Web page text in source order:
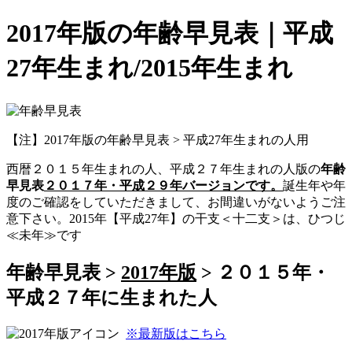
2017年版の年齢早見表｜平成
27年生まれ/2015年生まれ
【注】2017年版の年齢早見表 > 平成27年生まれの人用
西暦２０１５年生まれの人、平成２７年生まれの人版の年齢
早見表 ２０１７年・平成２９年バージョンです。 誕生年や年
度のご確認をしていただきまして、お間違いがないようご注
意下さい。2015年【平成27年】の干支＜十二支＞は、ひつじ
≪未年≫です
年齢早見表 > 2017年版 > ２０１５年・
平成２７年に生まれた人
※最新版はこちら